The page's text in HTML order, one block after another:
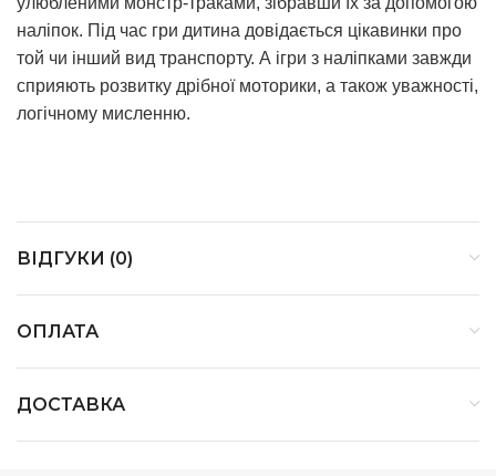
наліпок. Під час гри дитина довідається цікавинки про
той чи інший вид транспорту. А ігри з наліпками завжди
сприяють розвитку дрібної моторики, а також уважності,
логічному мисленню.
ВІДГУКИ (0)
ОПЛАТА
ДОСТАВКА